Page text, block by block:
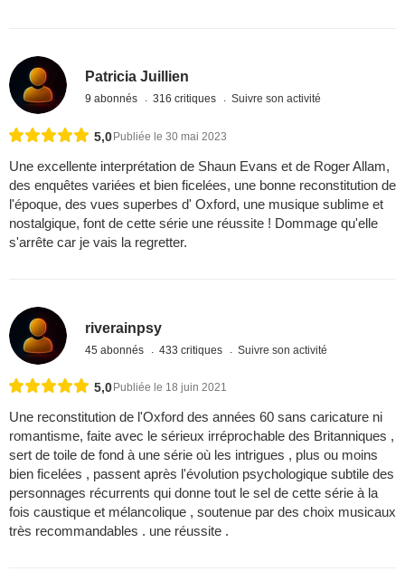
Patricia Juillien
9 abonnés 316 critiques Suivre son activité
5,0 Publiée le 30 mai 2023
Une excellente interprétation de Shaun Evans et de Roger Allam,
des enquêtes variées et bien ficelées, une bonne reconstitution de
l'époque, des vues superbes d' Oxford, une musique sublime et
nostalgique, font de cette série une réussite ! Dommage qu'elle
s'arrête car je vais la regretter.
riverainpsy
45 abonnés 433 critiques Suivre son activité
5,0 Publiée le 18 juin 2021
Une reconstitution de l'Oxford des années 60 sans caricature ni
romantisme, faite avec le sérieux irréprochable des Britanniques ,
sert de toile de fond à une série où les intrigues , plus ou moins
bien ficelées , passent après l'évolution psychologique subtile des
personnages récurrents qui donne tout le sel de cette série à la
fois caustique et mélancolique , soutenue par des choix musicaux
très recommandables . une réussite .